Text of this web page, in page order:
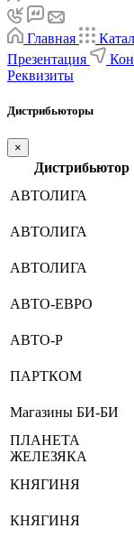
Главная
Презентация
Реквизиты
Дистрибьюторы
×
Дистрибьютор
АВТОЛИГА
АВТОЛИГА
АВТОЛИГА
АВТО-ЕВРО
АВТО-Р
ПАРТКОМ
Магазины БИ-БИ
ПЛАНЕТА
ЖЕЛЕЗЯКА
КНЯГИНЯ
КНЯГИНЯ